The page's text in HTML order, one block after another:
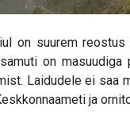
on suurem
on masuudiga
Laidudele ei saa
ja